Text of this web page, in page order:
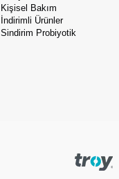
Kişisel Bakım
İndirimli Ürünler
Sindirim Probiyotik